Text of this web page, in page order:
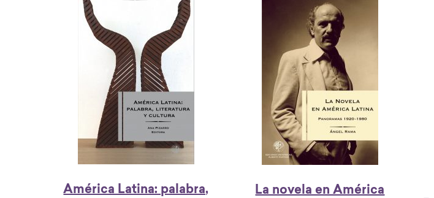
América Latina: palabra,
La novela en América